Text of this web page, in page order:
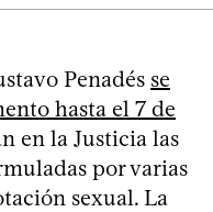
Penadés se
hasta el 7 de
en la Justicia las
por varias
sexual. La